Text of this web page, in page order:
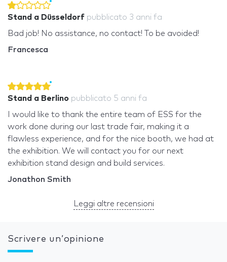
Stand a Düsseldorf pubblicato 3 anni fa
Bad job! No assistance, no contact! To be avoided!
Francesca
Stand a Berlino pubblicato 5 anni fa
I would like to thank the entire team of ESS for the
work done during our last trade fair, making it a
flawless experience, and for the nice booth, we had at
the exhibition. We will contact you for our next
exhibition stand design and build services.
Jonathon Smith
Leggi altre recensioni
Scrivere un’opinione